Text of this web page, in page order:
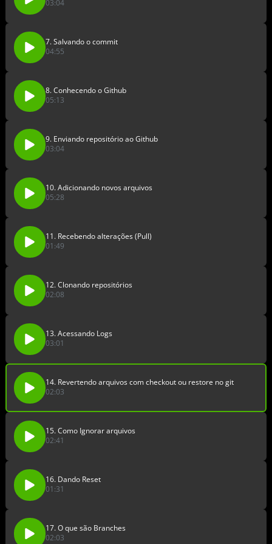
03:04
7. Salvando o commit
04:55
8. Conhecendo o Github
05:13
9. Enviando repositório ao Github
03:04
10. Adicionando novos arquivos
05:28
11. Recebendo alterações (Pull)
01:49
12. Clonando repositórios
02:08
13. Acessando Logs
03:01
14. Revertendo arquivos com checkout ou restore no git
02:03
15. Como Ignorar arquivos
02:41
16. Dando Reset
01:31
17. O que são Branches
02:03